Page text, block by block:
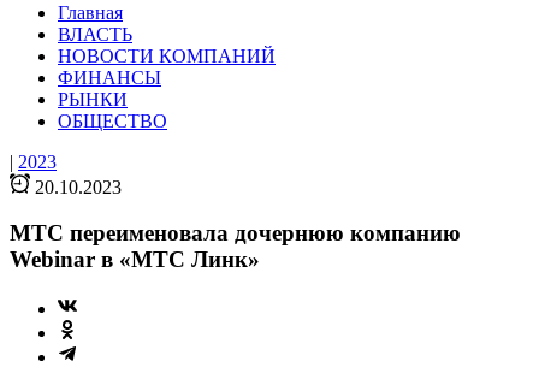
Главная
ВЛАСТЬ
НОВОСТИ КОМПАНИЙ
ФИНАНСЫ
РЫНКИ
ОБЩЕСТВО
| 2023
20.10.2023
МТС переименовала дочернюю компанию
Webinar в «МТС Линк»